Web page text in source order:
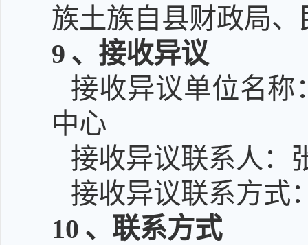
族土族自县财政局
9 、接收异议
接收异议单位名称
中心
接收异议联系人：
接收异议联系方式
10 、联系方式